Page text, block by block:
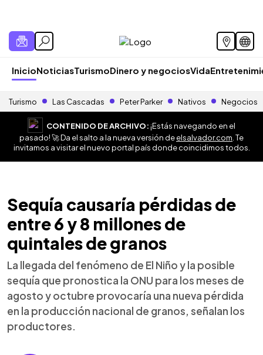
InicioNoticiasTurismoDinero y negociosVida
Turismo Las Cascadas Peter Parker Nativos Negocios
CONTENIDO DE ARCHIVO:¡Estás navegando en el
pasado! 🚀 Da el salto a la nueva versión deelsalvador.com . Te
invitamos a visitar el nuevo portal país donde coincidimos todos.
Sequía causaría pérdidas de
entre 6 y 8 millones de
quintales de granos
La llegada del fenómeno de El Niño y la posible
sequía que pronostica la ONU para los meses de
agosto y octubre provocaría una nueva pérdida
en la producción nacional de granos, señalan los
productores.